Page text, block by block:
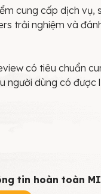
cung cấp dịch vụ,
trải nghiệm và
có tiêu chuẩn
người dùng có được
tin hoàn toàn